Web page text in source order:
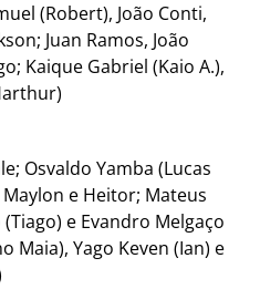
(Robert), João Conti,
Juan Ramos, João
Kaique Gabriel (Kaio A.),
Osvaldo Yamba (Lucas
e Heitor; Mateus
e Evandro Melgaço
Maia), Yago Keven (Ian) e